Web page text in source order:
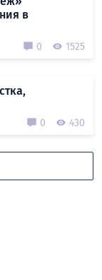
в
0 1525
0 430